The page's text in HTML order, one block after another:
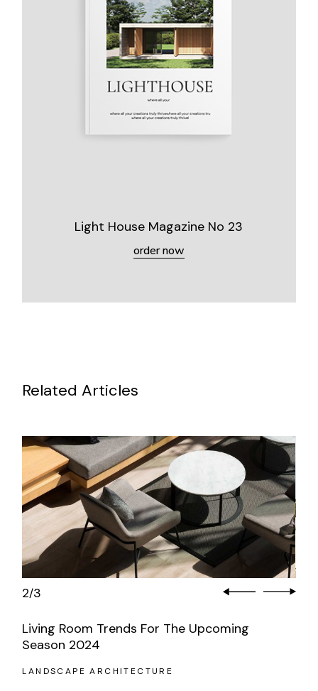
Light House Magazine No 23
order now
Related Articles
3/3
Living Room Trends For The Upcoming
Season 2024
LANDSCAPE ARCHITECTURE